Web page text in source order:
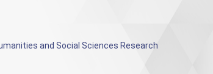
and Social Sciences Research